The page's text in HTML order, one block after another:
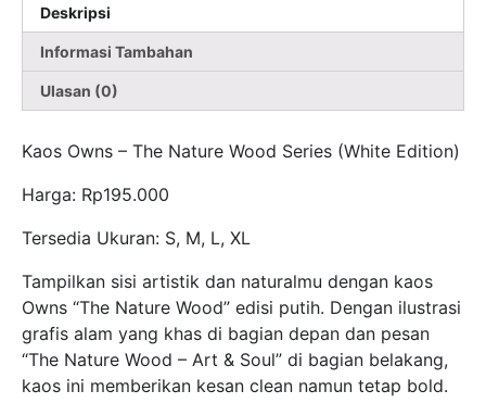
Deskripsi
Informasi Tambahan
Ulasan (0)
Kaos Owns – The Nature Wood Series (White Edition)
Harga: Rp195.000
Tersedia Ukuran: S, M, L, XL
Tampilkan sisi artistik dan naturalmu dengan kaos
Owns “The Nature Wood” edisi putih. Dengan ilustrasi
grafis alam yang khas di bagian depan dan pesan
“The Nature Wood – Art & Soul” di bagian belakang,
kaos ini memberikan kesan clean namun tetap bold.